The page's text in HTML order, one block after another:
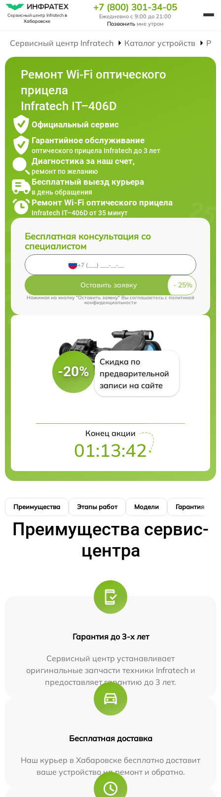
Сервисный центр Infratechв
Хабаровске
+7 (800) 301-34-05
Ежедневно с 9:00 до 21:00
Позвонить мне утром
Сервисный центр Infratech Каталог устройств
Ремонт Wi-Fi оптического
прицела
Infratech IT–406D
Официальный сервис
Гарантийное обслуживание
оптического прицела Infratech до 3 лет
Диагностика за наш счет,
ремонт по желанию
Бесплатный выезд курьера
в день обращения
Ремонт Wi-Fi оптического прицела
Infratech IT–406D от 35 минут
Бесплатная консультация со
специалистом
Оставить заявку
Нажимая на кнопку "Оставить заявку" Вы соглашаетесь cполитикой
конфиденциальности
-20%
Скидка по
предварительной
записи на сайте
Конец акции
01:13:41
Преимущества Этапы работ Модели Гарантия
Преимущества сервис-
центра
Гарантия до 3-х лет
Сервисный центр устанавливает
оригинальные запчасти техники Infratech и
предоставляет гарантию до 3 лет.
Бесплатная доставка
Наш курьер в Хабаровске бесплатно доставит
ваше устройство на ремонт и обратно.